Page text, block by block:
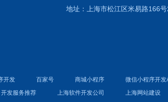
地址：上海市松江区米易路166号
开发 百家号 商城小程序 微信小程序开发
开发服务推荐 上海软件开发公司 上海网站建设